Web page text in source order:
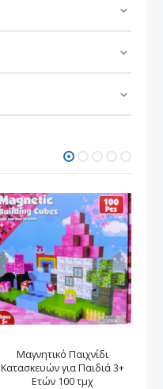
Μαγνητικό Παιχνίδι
Κατασκευών για Παιδιά 3+
Ετών 100 τμχ